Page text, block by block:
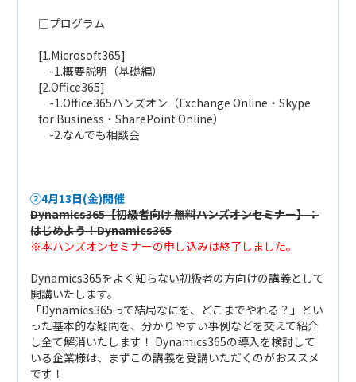
□プログラム
[1.Microsoft365]
-1.概要説明（基礎編）
[2.Office365]
-1.Office365ハンズオン（Exchange Online・Skype
for Business・SharePoint Online）
-2.なんでも相談会
②4月13日(金)開催
Dynamics365【初級者向け 無料ハンズオンセミナー】：
はじめよう！Dynamics365
※本ハンズオンセミナーの申し込みは終了しました。
Dynamics365をよく知らない初級者の方向けの講義として
開講いたします。
「Dynamics365って結局なにを、どこまでやれる？」とい
った基本的な疑問を、分かりやすい事例などを交えて紹介
し全て解消いたします！ Dynamics365の導入を検討して
いる企業様は、まずこの講義を受講いただくのがおススメ
です！